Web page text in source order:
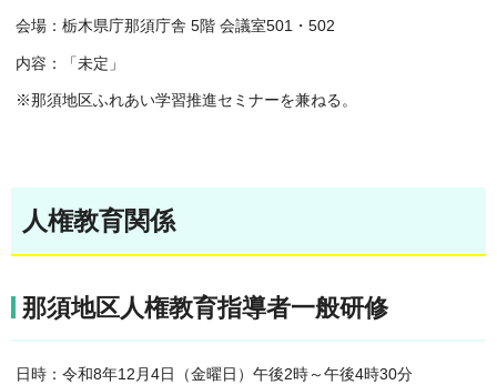
会場：栃木県庁那須庁舎 5階 会議室501・502
内容：「未定」
※那須地区ふれあい学習推進セミナーを兼ねる。
人権教育関係
那須地区人権教育指導者一般研修
日時：令和8年12月4日（金曜日）午後2時～午後4時30分